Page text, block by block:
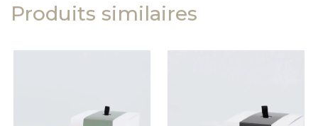
Produits similaires